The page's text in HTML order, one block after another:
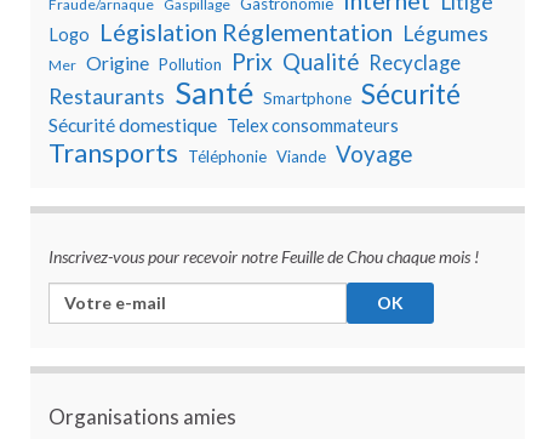
Fraude/arnaque Gaspillage
Logo Législation Réglementation Légumes
Mer Origine Pollution Prix Qualité Recyclage
Restaurants Santé Smartphone Sécurité
Sécurité domestique Telex consommateurs
Transports Téléphonie Viande Voyage
Inscrivez-vous pour recevoir notre Feuille de Chou chaque mois !
Organisations amies